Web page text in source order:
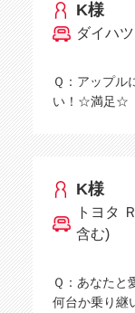
K様
ダイハ
Ｑ：アップル
い！☆満足☆
K様
トヨタ
含む)
Ｑ：あなたと
何台か乗り継